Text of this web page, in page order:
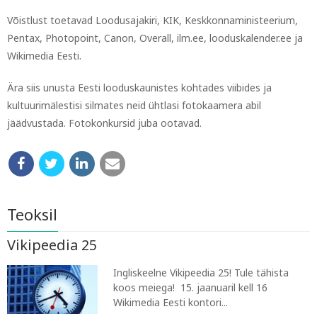
Võistlust toetavad Loodusajakiri, KIK, Keskkonnaministeerium,
Pentax, Photopoint, Canon, Overall, ilm.ee, looduskalender.ee ja
Wikimedia Eesti.
Ära siis unusta Eesti looduskaunistes kohtades viibides ja
kultuurimälestisi silmates neid ühtlasi fotokaamera abil
jäädvustada. Fotokonkursid juba ootavad.
Teoksil
Vikipeedia 25
Ingliskeelne Vikipeedia 25! Tule tähista
koos meiega! 15. jaanuaril kell 16
Wikimedia Eesti kontori...